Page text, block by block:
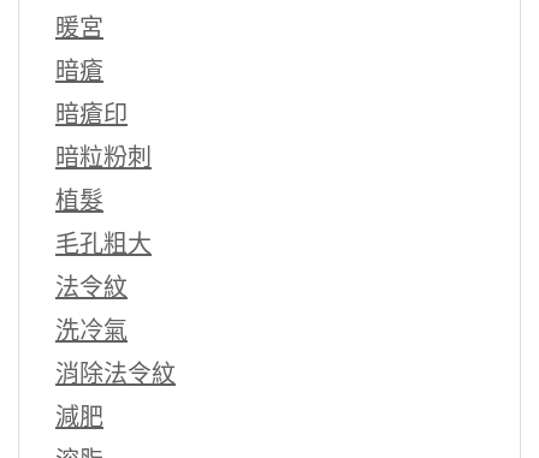
暖宮
暗瘡
暗瘡印
暗粒粉刺
植髮
毛孔粗大
法令紋
洗冷氣
消除法令紋
減肥